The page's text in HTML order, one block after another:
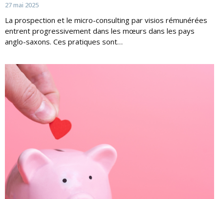
27 mai 2025
La prospection et le micro-consulting par visios rémunérées
entrent progressivement dans les mœurs dans les pays
anglo-saxons. Ces pratiques sont…